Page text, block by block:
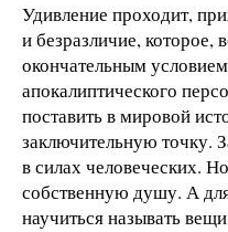
Удивление проходит,
и безразличие, которое,
окончательным
апокалиптического
поставить в мировой
заключительную точку.
в силах человеческих.
собственную душу. А
научиться называть